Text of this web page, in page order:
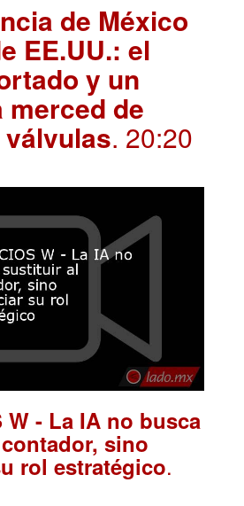
de México
EE.UU.: el
y un
merced de
. 20:20
W - La IA no busca
sino
rol estratégico.